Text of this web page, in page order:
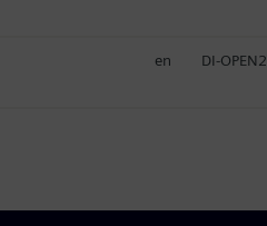
en DI-OPEN2